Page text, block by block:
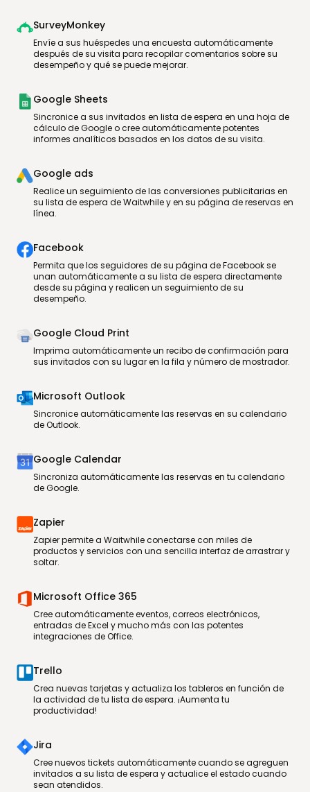
SurveyMonkey
Envíe a sus huéspedes una encuesta automáticamente
después de su visita para recopilar comentarios sobre su
desempeño y qué se puede mejorar.
Google Sheets
Sincronice a sus invitados en lista de espera en una hoja de
cálculo de Google o cree automáticamente potentes
informes analíticos basados en los datos de su visita.
Google ads
Realice un seguimiento de las conversiones publicitarias en
su lista de espera de Waitwhile y en su página de reservas en
línea.
Facebook
Permita que los seguidores de su página de Facebook se
unan automáticamente a su lista de espera directamente
desde su página y realicen un seguimiento de su
desempeño.
Google Cloud Print
Imprima automáticamente un recibo de confirmación para
sus invitados con su lugar en la fila y número de mostrador.
Microsoft Outlook
Sincronice automáticamente las reservas en su calendario
de Outlook.
Google Calendar
Sincroniza automáticamente las reservas en tu calendario
de Google.
Zapier
Zapier permite a Waitwhile conectarse con miles de
productos y servicios con una sencilla interfaz de arrastrar y
soltar.
Microsoft Office 365
Cree automáticamente eventos, correos electrónicos,
entradas de Excel y mucho más con las potentes
integraciones de Office.
Trello
Crea nuevas tarjetas y actualiza los tableros en función de
la actividad de tu lista de espera. ¡Aumenta tu
productividad!
Jira
Cree nuevos tickets automáticamente cuando se agreguen
invitados a su lista de espera y actualice el estado cuando
sean atendidos.